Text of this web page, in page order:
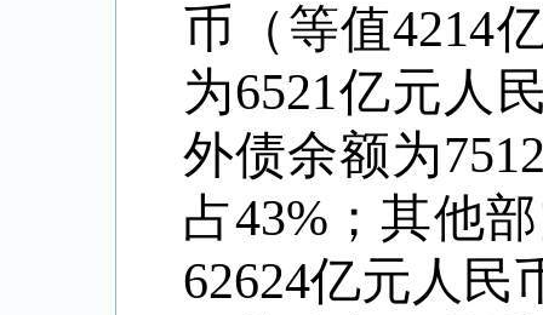
币（等值4214
为6521亿元人
外债余额为
占43% ；其他
62624亿元人民